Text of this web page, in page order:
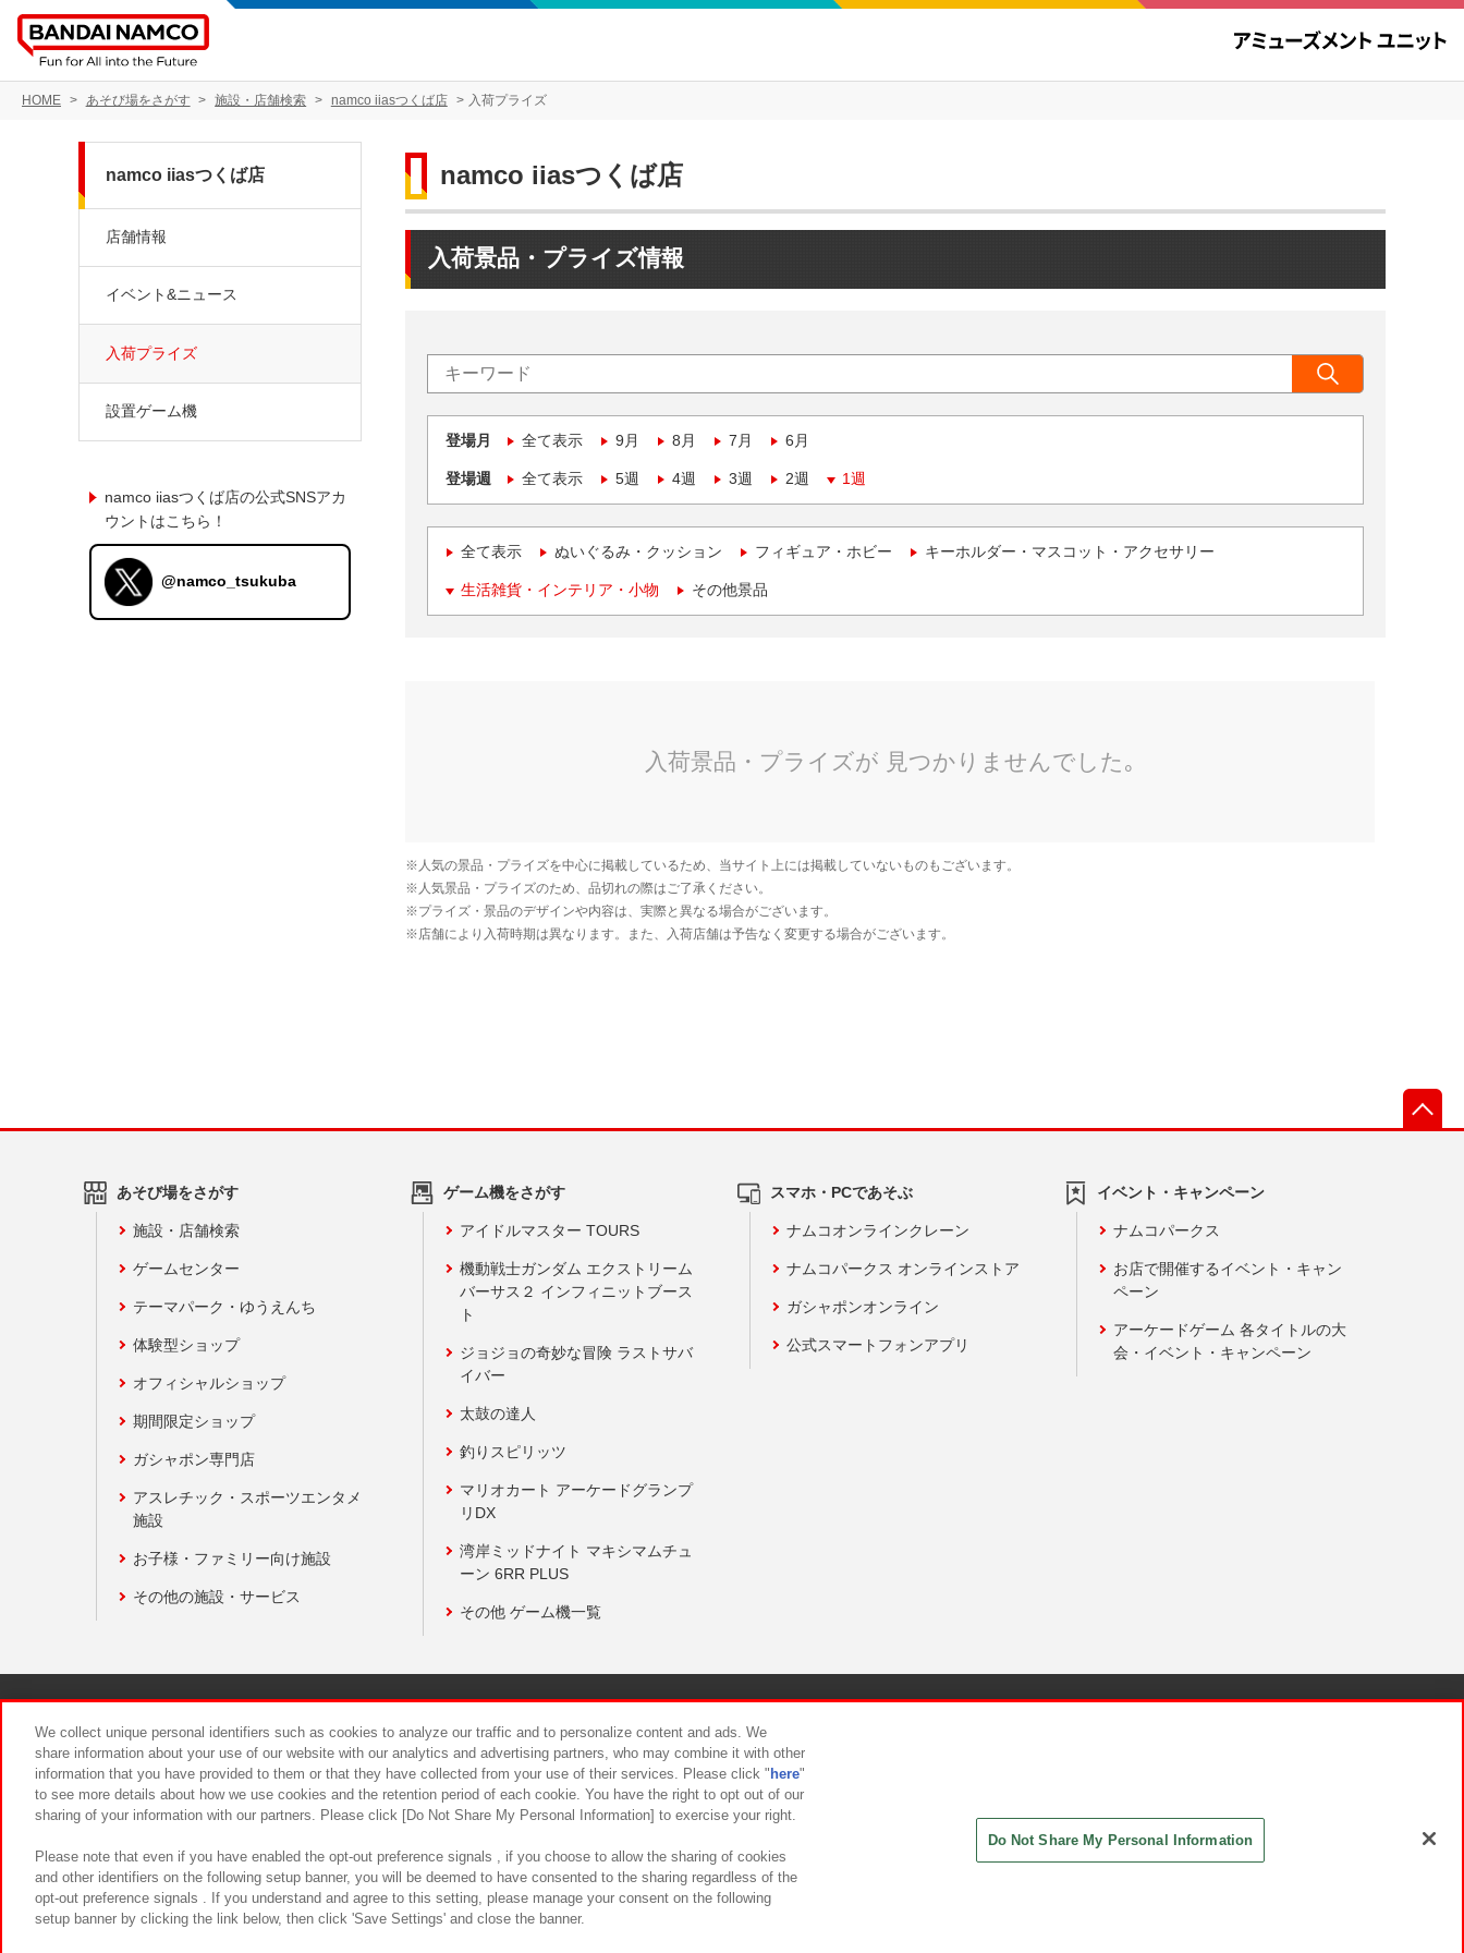
HOME あそび場をさがす 施設・店舗検索 namco iiasつくば店 入荷プライズ
namco iiasつくば店
入荷景品・プライズ情報
登場月 全て表示 9月 8月 7月 6月
登場週 全て表示 5週 4週 3週 2週 1週
全て表示 ぬいぐるみ・クッション フィギュア・ホビー キーホルダー・マスコット・アクセサリー
生活雑貨・インテリア・小物 その他景品
namco iiasつくば店
店舗情報
イベント&ニュース
入荷プライズ
設置ゲーム機
namco iiasつくば店の公式SNSアカ
ウントはこちら！
@namco_tsukuba
あそび場をさがす
施設・店舗検索
ゲームセンター
テーマパーク・ゆうえんち
体験型ショップ
オフィシャルショップ
期間限定ショップ
ガシャポン専門店
アスレチック・スポーツエンタメ
施設
お子様・ファミリー向け施設
その他の施設・サービス
ゲーム機をさがす
アイドルマスター TOURS
機動戦士ガンダム エクストリーム
バーサス２ インフィニットブース
ト
ジョジョの奇妙な冒険 ラストサバ
イバー
太鼓の達人
釣りスピリッツ
マリオカート アーケードグランプ
リDX
湾岸ミッドナイト マキシマムチュ
ーン 6RR PLUS
その他 ゲーム機一覧
スマホ・PCであそぶ
ナムコオンラインクレーン
ナムコパークス オンラインストア
ガシャポンオンライン
公式スマートフォンアプリ
イベント・キャンペーン
ナムコパークス
お店で開催するイベント・キャン
ペーン
アーケードゲーム 各タイトルの大
会・イベント・キャンペーン
食品のご提供について カスタマーハラスメント対応方針
We collect unique personal identifiers such as cookies to analyze our traffic and to personalize content and ads. We
share information about your use of our website with our analytics and advertising partners, who may combine it with other
information that you have provided to them or that they have collected from your use of their services. Please click " here"
to see more details about how we use cookies and the retention period of each cookie. You have the right to opt out of our
sharing of your information with our partners. Please click [Do Not Share My Personal Information] to exercise your right.
Please note that even if you have enabled the opt-out preference signals , if you choose to allow the sharing of cookies
and other identifiers on the following setup banner, you will be deemed to have consented to the sharing regardless of the
opt-out preference signals . If you understand and agree to this setting, please manage your consent on the following
setup banner by clicking the link below, then click 'Save Settings' and close the banner.
Do Not Share My Personal Information